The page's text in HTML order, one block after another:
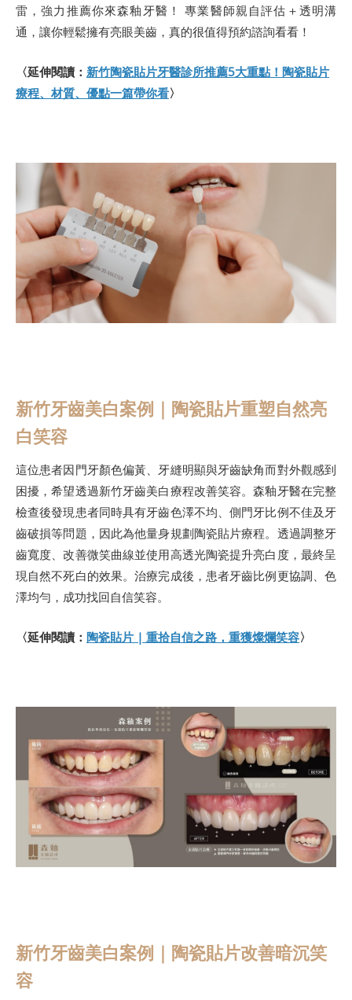
雷，強力推薦你來森釉牙醫！ 專業醫師親自評估＋透明溝
通，讓你輕鬆擁有亮眼美齒，真的很值得預約諮詢看看！
〈延伸閱讀： 新竹陶瓷貼片牙醫診所推薦5大重點！陶瓷貼片
療程、材質、優點一篇帶你看〉
新竹牙齒美白案例｜陶瓷貼片重塑自然亮
白笑容
這位患者因門牙顏色偏黃、牙縫明顯與牙齒缺角而對外觀感到
困擾，希望透過新竹牙齒美白療程改善笑容。森釉牙醫在完整
檢查後發現患者同時具有牙齒色澤不均、側門牙比例不佳及牙
齒破損等問題，因此為他量身規劃陶瓷貼片療程。透過調整牙
齒寬度、改善微笑曲線並使用高透光陶瓷提升亮白度，最終呈
現自然不死白的效果。治療完成後，患者牙齒比例更協調、色
澤均勻，成功找回自信笑容。
〈延伸閱讀： 陶瓷貼片 | 重拾自信之路，重獲燦爛笑容〉
新竹牙齒美白案例｜陶瓷貼片改善暗沉笑
容